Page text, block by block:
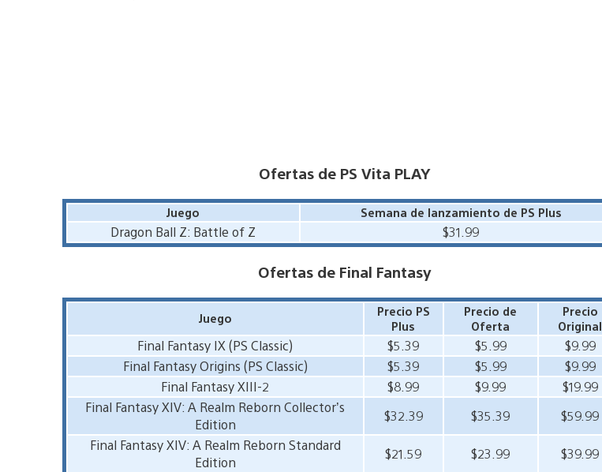
Ofertas de PS Vita PLAY
Juego Semana de lanzamiento de PS Plus
Dragon Ball Z: Battle of Z $31.99
Ofertas de Final Fantasy
Juego
Precio PS
Plus
Precio de
Oferta
Precio
Original
Final Fantasy IX (PS Classic) $5.39 $5.99
$9.99
Final Fantasy Origins (PS Classic)
$5.39 $5.99
$9.99
Final Fantasy XIII-2
$8.99 $9.99
$19.99
Final Fantasy XIV: A Realm Reborn Collector’s
Edition
$32.39 $35.39
$59.99
Final Fantasy XIV: A Realm Reborn Standard
Edition
$21.59 $23.99
$39.99